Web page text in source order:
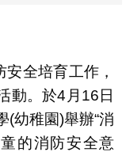
全培育工作，
動。於4月16日
(幼稚園)舉辦“消
的消防安全意